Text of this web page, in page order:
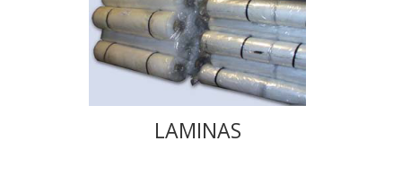
LAMINAS